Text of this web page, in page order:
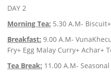
DAY 2
Morning Tea: 5.30 A.M-
Breakfast: 9.00 A.M-
Fry+ Egg Malay Curry+ Achar+
Tea Break: 11.00 A.M-